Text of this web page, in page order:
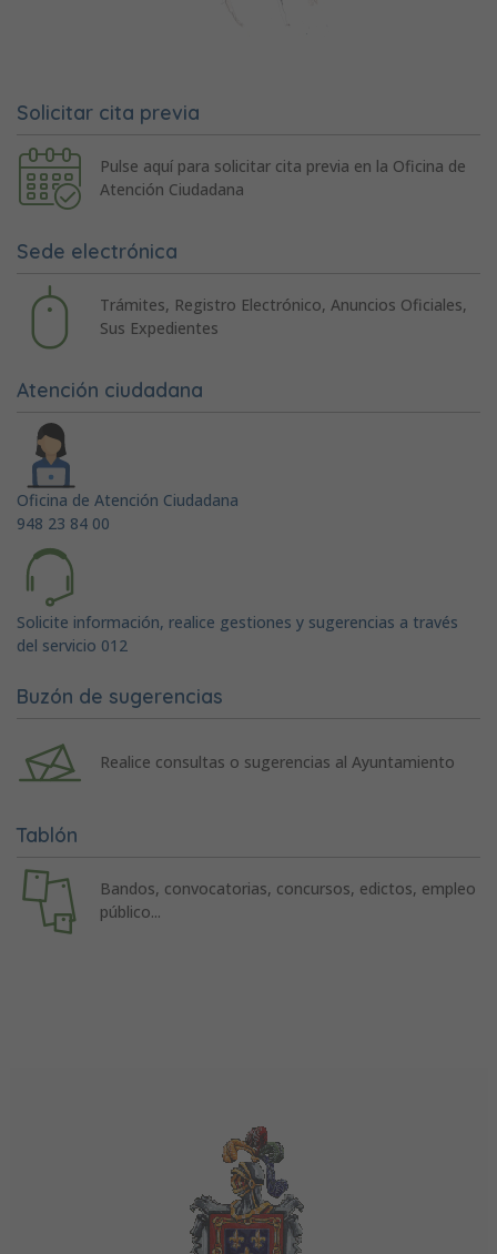
Solicitar cita previa
Pulse aquí para solicitar cita previa en la Oficina de
Atención Ciudadana
Sede electrónica
Trámites, Registro Electrónico, Anuncios Oficiales,
Sus Expedientes
Atención ciudadana
Oficina de Atención Ciudadana
948 23 84 00
Solicite información, realice gestiones y sugerencias a través
del servicio 012
Buzón de sugerencias
Realice consultas o sugerencias al Ayuntamiento
Tablón
Bandos, convocatorias, concursos, edictos, empleo
público...